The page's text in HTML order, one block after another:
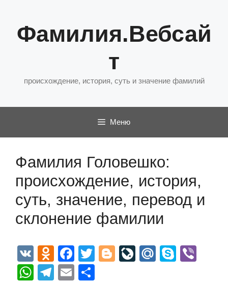
содержимому
Фамилия.Вебсай
т
происхождение, история, суть и значение фамилий
Меню
Фамилия Головешко:
происхождение, история,
суть, значение, перевод и
склонение фамилии
V
K
O
d
F
a
T
Bl
Li
M
S
W
T
E